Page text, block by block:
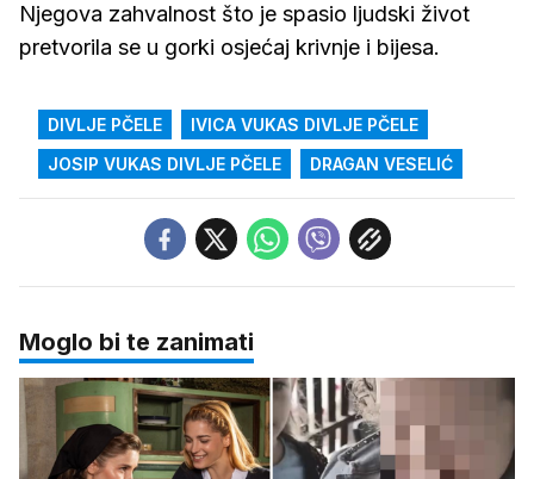
Njegova zahvalnost što je spasio ljudski život
pretvorila se u gorki osjećaj krivnje i bijesa.
DIVLJE PČELE
IVICA VUKAS DIVLJE PČELE
JOSIP VUKAS DIVLJE PČELE
DRAGAN VESELIĆ
Moglo bi te zanimati